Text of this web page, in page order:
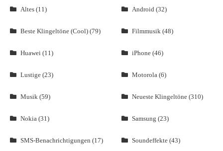
Altes (11) Android (32)
Beste Klingeltöne (Cool) (79) Filmmusik (48)
Huawei (11) iPhone (46)
Lustige (23) Motorola (6)
Musik (59) Neueste Klingeltöne (310)
Nokia (31) Samsung (23)
SMS-Benachrichtigungen (17) Soundeffekte (43)